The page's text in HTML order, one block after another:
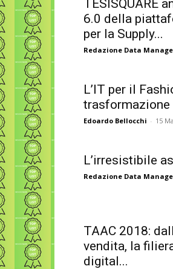
TESISQUARE
6.0 della
per la Supply...
Redazione Data
L’IT per il
Edoardo Bellocchi - 15
L’irresistibile
Redazione Data
TAAC 2018:
vendita, la
digital...